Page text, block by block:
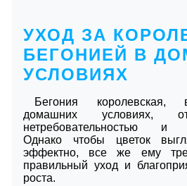
УХОД ЗА
БЕГОНИЕЙ В
УСЛОВИЯХ
Бегония
домашних условиях,
нетребовательностью и
Однако чтобы цветок
эффектно, все же ему
правильный уход и
роста.